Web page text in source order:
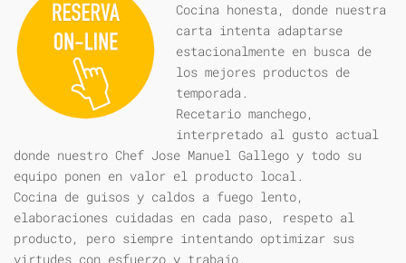
Cocina honesta, donde nuestra
carta intenta adaptarse
estacionalmente en busca de
los mejores productos de
temporada.
Recetario manchego,
interpretado al gusto actual
donde nuestro Chef Jose Manuel Gallego y todo su
equipo ponen en valor el producto local.
Cocina de guisos y caldos a fuego lento,
elaboraciones cuidadas en cada paso, respeto al
producto, pero siempre intentando optimizar sus
virtudes con esfuerzo y trabajo.